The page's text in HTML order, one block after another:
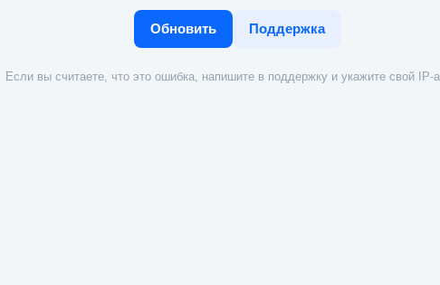
Обновить Поддержка
Если вы считаете, что это ошибка, напишите в поддержку и укажите свой IP-